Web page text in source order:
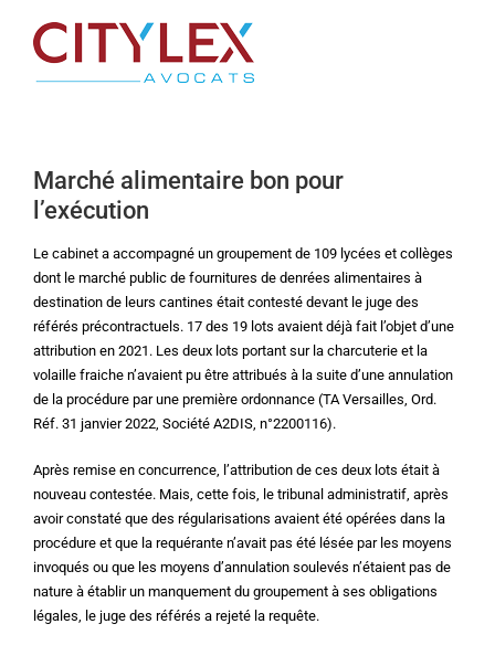
contenu
Marché alimentaire bon pour
l’exécution
Le cabinet a accompagné un groupement de 109 lycées et collèges
dont le marché public de fournitures de denrées alimentaires à
destination de leurs cantines était contesté devant le juge des
référés précontractuels. 17 des 19 lots avaient déjà fait l’objet d’une
attribution en 2021. Les deux lots portant sur la charcuterie et la
volaille fraiche n’avaient pu être attribués à la suite d’une annulation
de la procédure par une première ordonnance (TA Versailles, Ord.
Réf. 31 janvier 2022, Société A2DIS, n°2200116).
Après remise en concurrence, l’attribution de ces deux lots était à
nouveau contestée. Mais, cette fois, le tribunal administratif, après
avoir constaté que des régularisations avaient été opérées dans la
procédure et que la requérante n’avait pas été lésée par les moyens
invoqués ou que les moyens d’annulation soulevés n’étaient pas de
nature à établir un manquement du groupement à ses obligations
légales, le juge des référés a rejeté la requête.